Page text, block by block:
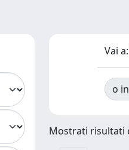
Vai a:
o
Mostrati risultati